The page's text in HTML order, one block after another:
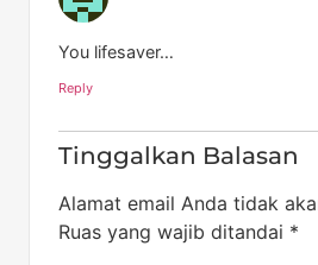
You lifesaver…
Reply
Tinggalkan Balasan
Alamat email Anda tidak
Ruas yang wajib ditandai *